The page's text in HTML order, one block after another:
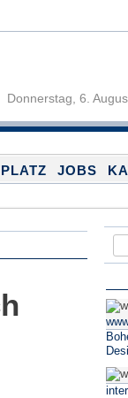
Donnerstag, 6.
JOBS